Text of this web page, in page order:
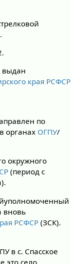
.
выдан
края РСФСР
по
органах ОГПУ/
окружного
(период с
вновь
РСФСР(ЗСК).
в с. Спасское
это село